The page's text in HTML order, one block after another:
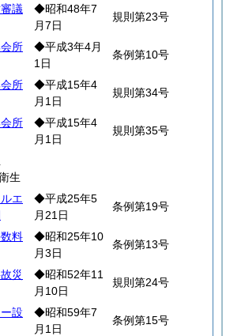
議
◆昭和48年7
月7日
規則第23号
所
◆平成3年4月
1日
条例第10号
所
◆平成15年4
月1日
規則第34号
所
◆平成15年4
月1日
規則第35号
生
エ
◆平成25年5
月21日
条例第19号
料
◆昭和25年10
月3日
条例第13号
災
◆昭和52年11
月10日
規則第24号
設
◆昭和59年7
月1日
条例第15号